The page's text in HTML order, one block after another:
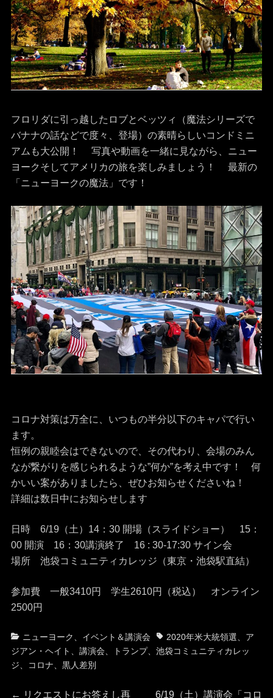
フロリダに引っ越したロブとベッツィ（魔法シリーズで
バナナの話などで度々、登場）の素晴らしいコンドミニ
アムも大公開！ 写真や動画を一緒に見ながら、ニュー
ヨークそしてアメリカの旅を楽しみましょう！ 最新の
「ニューヨークの魔法」です！
コロナ対策は万全に、いつもの半分以下のキャパで行い
ます。
恒例の親睦会はできないので、その代わり、会場のみん
なが繋がりを感じられるような”何か”を考え中です！ 何
かいい案がありましたら、ぜひお知らせくださいね！
詳細は数日中にお知らせします
日時 6/19（土）14：30 開場（スライドショー） 15：
00 開演 16：30講演終了 16 : 30-17:30 サイン会
場所 池袋コミュニティカレッジ（東京・池袋駅直結）
参加費 一般3410円 学生2610円（税込） オンライン
2500円
カ
テ
ゴ
ニューヨーク イベント＆講演会
タ
グ
2020年米大統領選
ア
ジアン・ヘイト
講演会、 トランプ、 池袋コミュニティカレッ
ジ
コロナ 黒人差別
← 前
リクエストにお答えし再
次
6/19（土）講演会「コロ